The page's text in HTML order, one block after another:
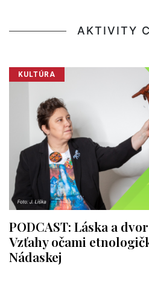
AKTIVITY
KULTÚRA
PODCAST: Láska a
Vzťahy očami
Nádaskej